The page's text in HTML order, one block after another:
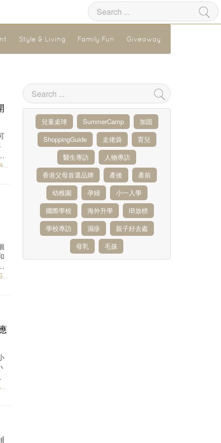
Style & Living Family Fun Giveaway
兒童桌球 SummerCamp
加固
ShoppingGuide
走佬袋
育兒
醫生專訪
人物專訪
香港父母首選品牌
產後
產前
幼稚園
孕婦
小一入學
國際學校
海外升學
IB放榜
學校專訪
濕疹
親子好去處
母乳
毛孩